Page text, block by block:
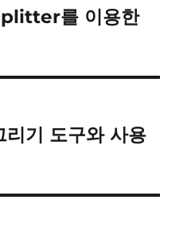
를 이용한
기 도구와 사용